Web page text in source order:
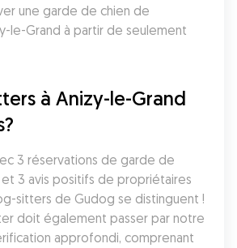
une garde de chien de
le-Grand à partir de seulement
à Anizy-le-Grand
3 réservations de garde de
3 avis positifs de propriétaires
sitters de Gudog se distinguent !
doit également passer par notre
approfondi, comprenant